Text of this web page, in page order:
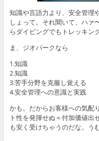
知識や言語力より、安全管理
しょって。それ聞いて、ハァ
らダイビングでもトレッキン
ま、ジオパークなら
1.知識
2.知識
3.苦手分野を克服し覚える
4.安全管理への意識と実践
かも。だからお客様への気配
ト性を発揮せぬ＝付加価値出
も安く受けちゃうのだな。うむ